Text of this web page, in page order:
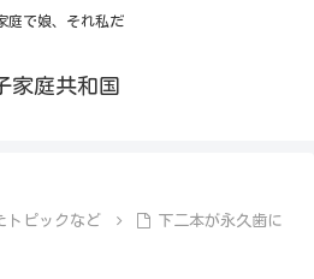
庭で娘、それ私だ
家庭共和国
トピックなど
下二本が永久歯に